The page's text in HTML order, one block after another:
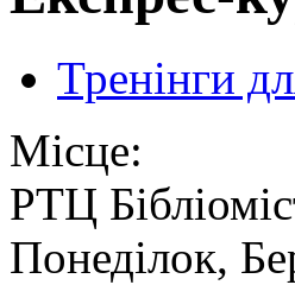
Тренінги
Місце:
РТЦ
Понеділок,